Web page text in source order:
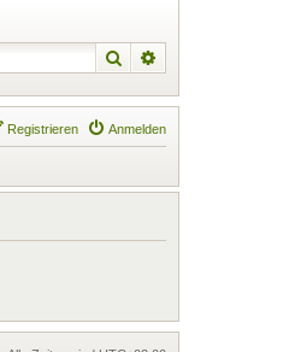
Suche
Anmelden
Registrieren